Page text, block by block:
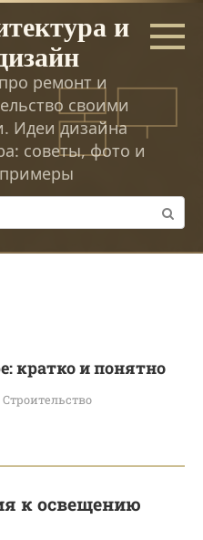
и
ремонт и
своими
Идеи дизайна
советы, фото и
примеры
кратко и понятно
Строительство
к освещению